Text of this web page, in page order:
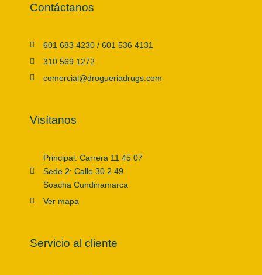
Contáctanos
601 683 4230 / 601 536 4131
310 569 1272
comercial@drogueriadrugs.com
Visítanos
Principal: Carrera 11 45 07
Sede 2: Calle 30 2 49
Soacha Cundinamarca
Ver mapa
Servicio al cliente